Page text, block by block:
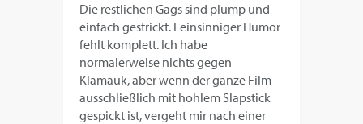
Die restlichen Gags sind plump und
einfach gestrickt. Feinsinniger Humor
fehlt komplett. Ich habe
normalerweise nichts gegen
Klamauk, aber wenn der ganze Film
ausschließlich mit hohlem Slapstick
gespickt ist, vergeht mir nach einer